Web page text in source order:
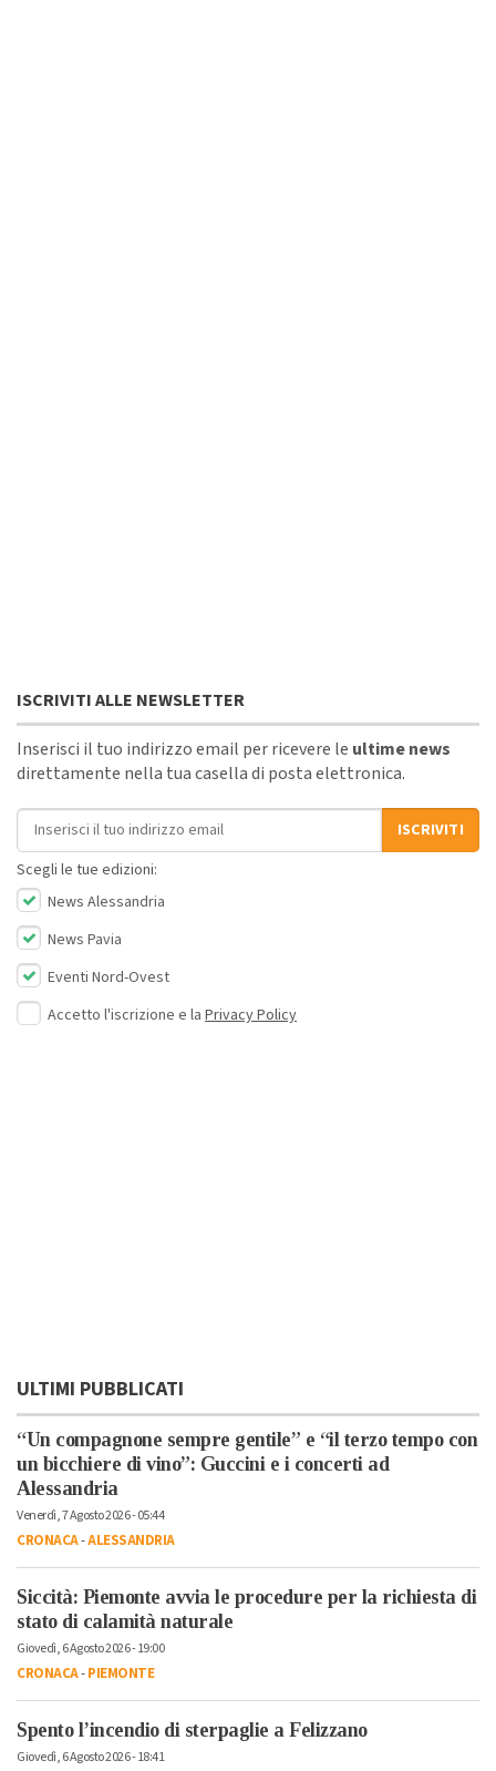
ISCRIVITI ALLE NEWSLETTER
Inserisci il tuo indirizzo email per ricevere le ultime news
direttamente nella tua casella di posta elettronica.
Indirizzo email
ISCRIVITI
Scegli le tue edizioni:
News Alessandria
News Pavia
Eventi Nord-Ovest
Accetto l'iscrizione e la Privacy Policy
ULTIMI PUBBLICATI
“Un compagnone sempre gentile” e “il terzo tempo con
un bicchiere di vino”: Guccini e i concerti ad
Alessandria
Venerdì, 7 Agosto 2026 - 05:44
CRONACA-ALESSANDRIA
Siccità: Piemonte avvia le procedure per la richiesta di
stato di calamità naturale
Giovedì, 6 Agosto 2026 - 19:00
CRONACA-PIEMONTE
Spento l’incendio di sterpaglie a Felizzano
Giovedì, 6 Agosto 2026 - 18:41